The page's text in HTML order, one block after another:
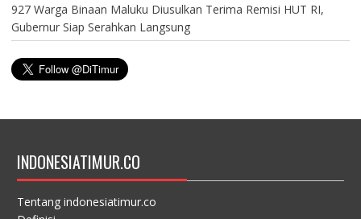
927 Warga Binaan Maluku Diusulkan Terima Remisi HUT RI,
Gubernur Siap Serahkan Langsung
INDONESIATIMUR.CO
Tentang indonesiatimur.co